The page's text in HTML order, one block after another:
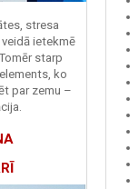
stresa
ietekmē
starp
ko
par zemu –